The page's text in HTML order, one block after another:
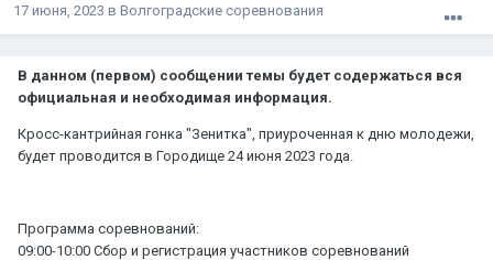
17 июня, 2023 в Волгоградские соревнования
В данном (первом) сообщении темы будет содержаться вся
официальная и необходимая информация.
Кросс-кантрийная гонка "Зенитка", приуроченная к дню молодежи,
будет проводится в Городище 24 июня 2023 года.
Программа соревнований:
09:00-10:00 Сбор и регистрация участников соревнований